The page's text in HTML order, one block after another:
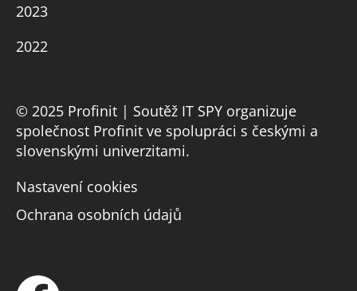
2023
2022
© 2025 Profinit | Soutěž IT SPY organizuje
společnost Profinit ve spolupráci s českými a
slovenskými univerzitami.
Nastavení cookies
Ochrana osobních údajů